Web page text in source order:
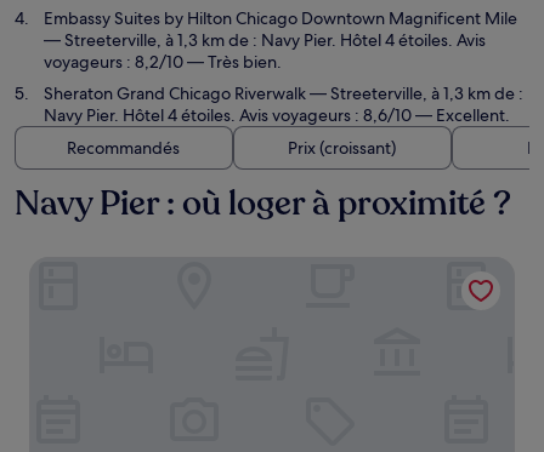
Embassy Suites by Hilton Chicago Downtown Magnificent Mile
— Streeterville, à 1,3 km de : Navy Pier. Hôtel 4 étoiles. Avis
voyageurs : 8,2/10 — Très bien.
Sheraton Grand Chicago Riverwalk— Streeterville, à 1,3 km de :
Navy Pier. Hôtel 4 étoiles. Avis voyageurs : 8,6/10 — Excellent.
Recommandés
Prix (croissant)
Navy Pier : où loger à proximité ?
Sable at Navy Pier Chicago, Curio Collection by Hilton